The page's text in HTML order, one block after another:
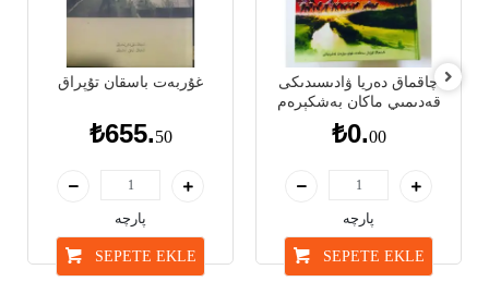
غۇربەت باسقان تۇپراق
₺655.50
پارچە
SEPETE EKLE
چاقماق دەريا ۋادىسىدىكى
قەدىمىي ماكان بەشكېرەم
₺0.00
پارچە
SEPETE EKLE